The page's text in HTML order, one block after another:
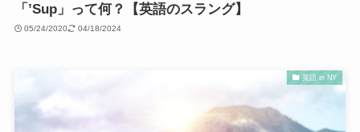
「’Sup」って何？【英語のスラング】
05/24/2020 04/18/2024
英語 in NY